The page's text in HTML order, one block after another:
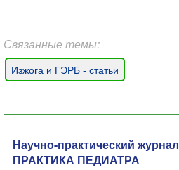
Связанные темы:
Изжога и ГЭРБ - статьи
Научно-практический журнал
ПРАКТИКА ПЕДИАТРА